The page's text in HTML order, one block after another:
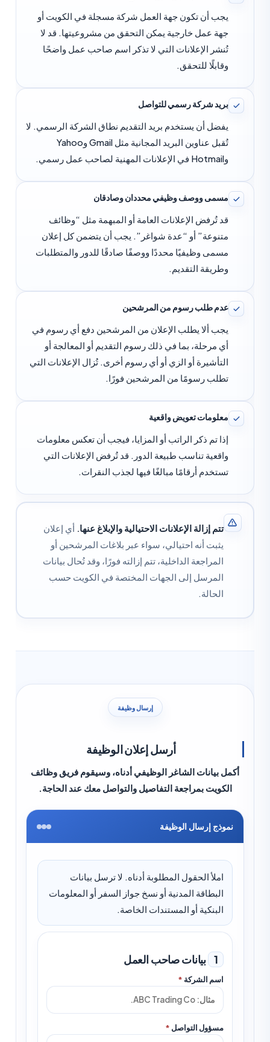
يجب أن تكون جهة العمل شركة مسجلة في الكويت أو
جهة عمل خارجية يمكن التحقق من مشروعيتها. قد لا
تُنشر الإعلانات التي لا تذكر اسم صاحب عمل واضحًا
وقابلًا للتحقق.
بريد شركة رسمي للتواصل
يفضل أن يستخدم بريد التقديم نطاق الشركة الرسمي. لا
تُقبل عناوين البريد المجانية مثل Gmail وYahoo
مسمى ووصف وظيفي محددان وصادقان
قد تُرفض الإعلانات العامة أو المبهمة مثل “وظائف
متنوعة” أو “عدة شواغر”. يجب أن يتضمن كل إعلان
مسمى وظيفيًا محددًا ووصفًا صادقًا للدور والمتطلبات
وطريقة التقديم.
عدم طلب رسوم من المرشحين
يجب ألا يطلب الإعلان من المرشحين دفع أي رسوم في
أي مرحلة، بما في ذلك رسوم التقديم أو المعالجة أو
التأشيرة أو الزي أو أي رسوم أخرى. تُزال الإعلانات التي
تطلب رسومًا من المرشحين فورًا.
معلومات تعويض واقعية
إذا تم ذكر الراتب أو المزايا، فيجب أن تعكس معلومات
واقعية تناسب طبيعة الدور. قد تُرفض الإعلانات التي
تستخدم أرقامًا مبالغًا فيها لجذب النقرات.
تتم إزالة الإعلانات الاحتيالية والإبلاغ عنها.أي إعلان
يثبت أنه احتيالي، سواء عبر بلاغات المرشحين أو
المراجعة الداخلية، تتم إزالته فورًا، وقد تُحال بيانات
المرسل إلى الجهات المختصة في الكويت حسب
إرسال وظيفة
أرسل إعلان الوظيفة
أكمل بيانات الشاغر الوظيفي أدناه، وسيقوم فريق وظائف
الكويت بمراجعة التفاصيل والتواصل معك عند الحاجة.
نموذج إرسال الوظيفة
املأ الحقول المطلوبة أدناه. لا ترسل بيانات
البطاقة المدنية أو نسخ جواز السفر أو المعلومات
البنكية أو المستندات الخاصة.
بيانات صاحب العمل
اسم الشركة*
مسؤول التواصل*